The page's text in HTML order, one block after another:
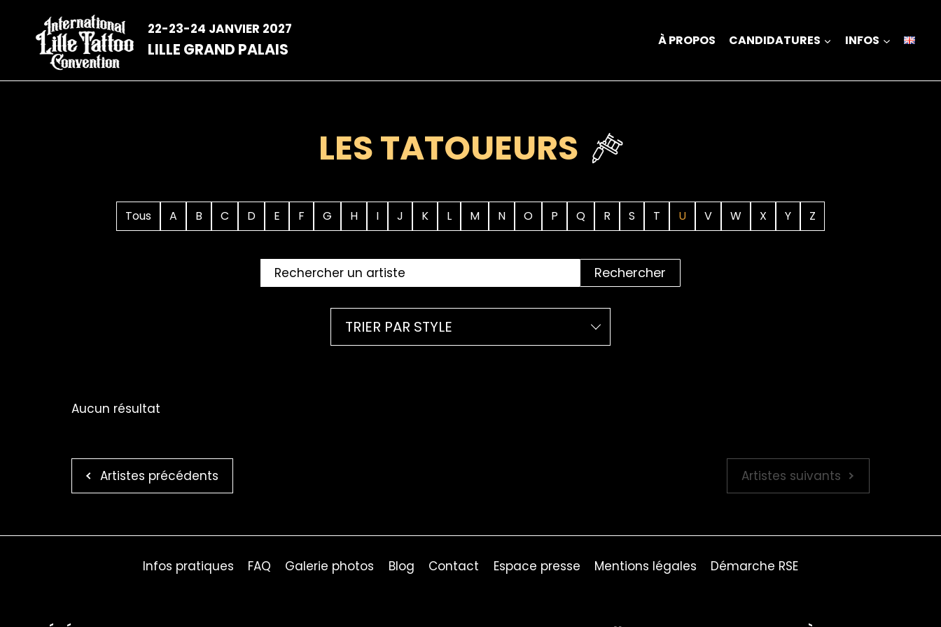
contenu
22-23-24 JANVIER 2027
LILLE GRAND PALAIS À PROPOS CANDIDATURES INFOS
LES TATOUEURS
Tous A B C D E F G H I J K L M N O P Q R S T U V W X Y Z
Rechercher
TRIER PAR STYLE
Aucun résultat
Artistes précédents Artistes suivants
Infos pratiques FAQ Galerie photos Blog Contact Espace presse Mentions légales Démarche RSE